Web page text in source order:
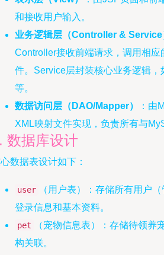
和接收用户输入。
业务逻辑层（Controller & Service
Controller接收前端请求，调用相应
件。Service层封装核心业务逻辑
等。
数据访问层（DAO/Mapper）
：由
XML映射文件实现，负责所有与
数据库设计
数据表设计如下：
user
（用户表）：存储所有用户
登录信息和基本资料。
pet
（宠物信息表）：存储待领养
构关联。